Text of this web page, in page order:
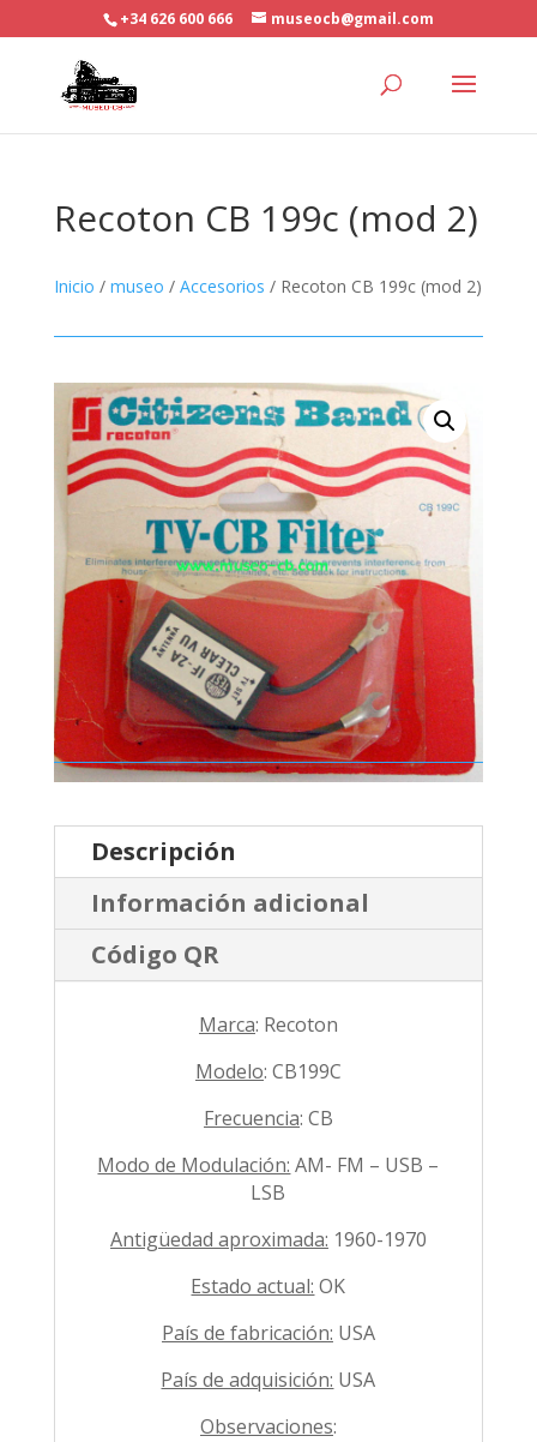
+34 626 600 666 museocb@gmail.com
Recoton CB 199c (mod 2)
Inicio / museo / Accesorios / Recoton CB 199c (mod 2)
Descripción
Información adicional
Código QR
Marca: Recoton
Modelo: CB199C
Frecuencia: CB
Modo de Modulación: AM- FM – USB –
LSB
Antigüedad aproximada: 1960-1970
Estado actual: OK
País de fabricación: USA
País de adquisición: USA
Observaciones: